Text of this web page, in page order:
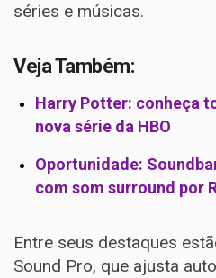
séries e músicas.
Veja Também:
Harry Potter: conheça
nova série da HBO
Oportunidade:
com som surround por
Entre seus destaques
Sound Pro, que ajusta